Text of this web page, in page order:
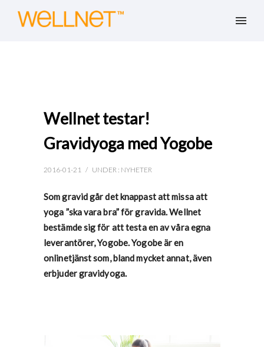
Wellnet testar!
Gravidyoga med Yogobe
2016-01-21 / UNDER : NYHETER
Som gravid går det knappast att missa att
yoga ”ska vara bra” för gravida. Wellnet
bestämde sig för att testa en av våra egna
leverantörer, Yogobe. Yogobe är en
onlinetjänst som, bland mycket annat, även
erbjuder gravidyoga.